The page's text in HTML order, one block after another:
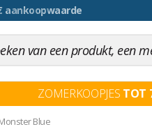
inruiling
ZOMERKOOPJES TOT
Blue